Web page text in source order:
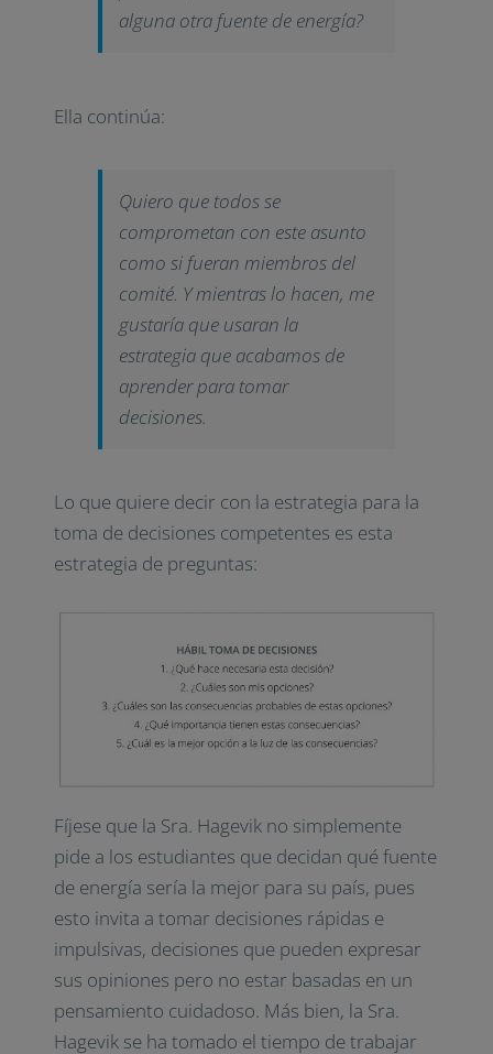
alguna otra fuente de energía?
Ella continúa:
Quiero que todos se
comprometan con este asunto
como si fueran miembros del
comité. Y mientras lo hacen, me
gustaría que usaran la
estrategia que acabamos de
aprender para tomar
decisiones.
Lo que quiere decir con la estrategia para la
toma de decisiones competentes es esta
estrategia de preguntas:
Fíjese que la Sra. Hagevik no simplemente
pide a los estudiantes que decidan qué fuente
de energía sería la mejor para su país, pues
esto invita a tomar decisiones rápidas e
impulsivas, decisiones que pueden expresar
sus opiniones pero no estar basadas en un
pensamiento cuidadoso. Más bien, la Sra.
Hagevik se ha tomado el tiempo de trabajar